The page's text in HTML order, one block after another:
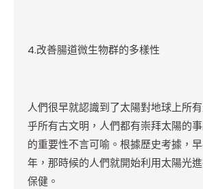
4.改善腸道微生物群的多樣性
人們很早就認識到了太陽對地球上所
乎所有古文明，人們都有崇拜太陽的
的重要性不言可喻。根據歷史考據，
年，那時候的人們就開始利用太陽光
保健。